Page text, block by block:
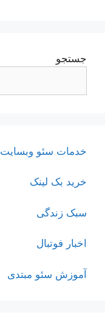
جستجو
خدمات سئو وبسایت
خرید بک لینک
سبک زندگی
اخبار فوتبال
آموزش سئو مبتدی